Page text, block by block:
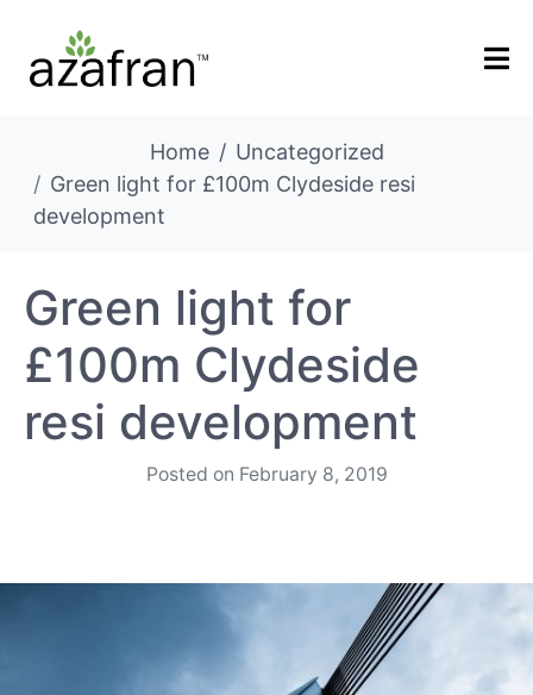
Home
Uncategorized
Green light for £100m Clydeside resi
development
Green light for
£100m Clydeside
resi development
Posted on February 8, 2019